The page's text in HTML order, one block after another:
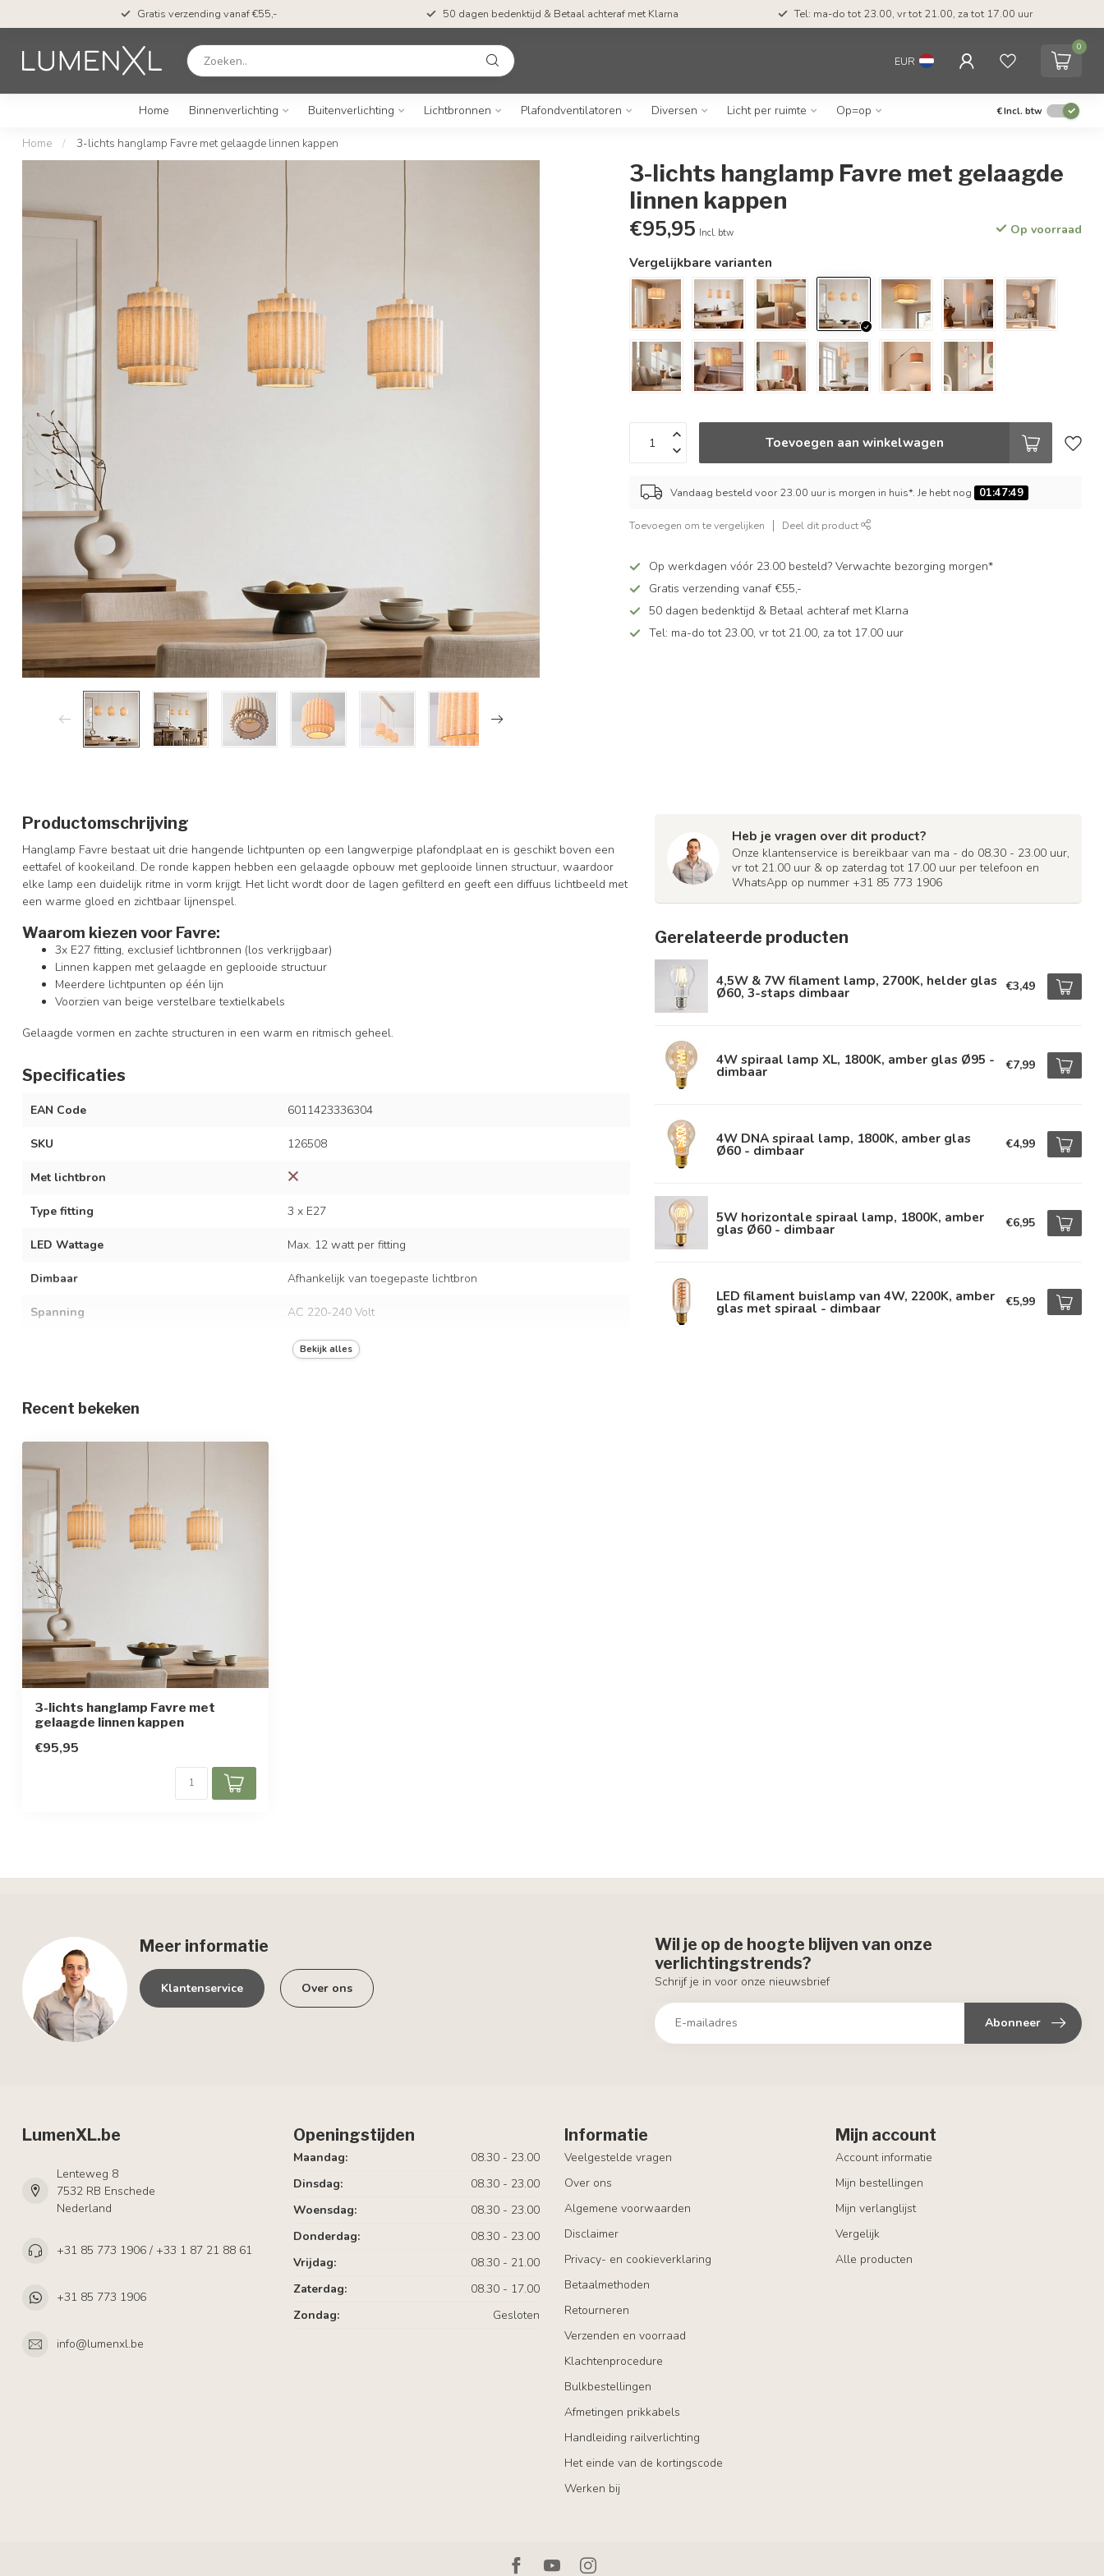
Gratis verzending vanaf €55,- 50 dagen bedenktijd & Betaal achteraf met Klarna Tel: ma-do tot 23.00, vr tot 21.00, za tot 17.00 uur
EUR
0
Home Binnenverlichting Buitenverlichting Lichtbronnen Plafondventilatoren Diversen Licht per ruimte Op=op €Incl. btw
Home / 3-lichts hanglamp Favre met gelaagde linnen kappen
3-lichts hanglamp Favre met gelaagde
linnen kappen
€95,95 Incl. btw Op voorraad
Vergelijkbare varianten
Toevoegen aan winkelwagen
Vandaag besteld voor 23.00 uur is morgen in huis*. Je hebt nog 01:47:48
Toevoegen om te vergelijken Deel dit product
Op werkdagen vóór 23.00 besteld? Verwachte bezorging morgen*
Gratis verzending vanaf €55,-
50 dagen bedenktijd & Betaal achteraf met Klarna
Tel: ma-do tot 23.00, vr tot 21.00, za tot 17.00 uur
Productomschrijving
Hanglamp Favre bestaat uit drie hangende lichtpunten op een langwerpige plafondplaat en is geschikt boven een
eettafel of kookeiland. De ronde kappen hebben een gelaagde opbouw met geplooide linnen structuur, waardoor
elke lamp een duidelijk ritme in vorm krijgt. Het licht wordt door de lagen gefilterd en geeft een diffuus lichtbeeld met
een warme gloed en zichtbaar lijnenspel.
Waarom kiezen voor Favre:
3x E27 fitting, exclusief lichtbronnen (los verkrijgbaar)
Linnen kappen met gelaagde en geplooide structuur
Meerdere lichtpunten op één lijn
Voorzien van beige verstelbare textielkabels
Gelaagde vormen en zachte structuren in een warm en ritmisch geheel.
Specificaties
EAN Code 6011423336304
SKU 126508
Met lichtbron
Type fitting 3 x E27
LED Wattage Max. 12 watt per fitting
Dimbaar Afhankelijk van toegepaste lichtbron
Spanning AC 220-240 Volt
50/60 Hz
Materiaal
Afmetingen
In hoogte verstelbaar
Beschermingsgraad
Beschermingsklasse
Bekijk alles
Heb je vragen over dit product?
Onze klantenservice is bereikbaar van ma - do 08.30 - 23.00 uur,
vr tot 21.00 uur & op zaterdag tot 17.00 uur per telefoon en
WhatsApp op nummer +31 85 773 1906
Gerelateerde producten
4,5W & 7W filament lamp, 2700K, helder glas
Ø60, 3-staps dimbaar €3,49
4W spiraal lamp XL, 1800K, amber glas Ø95 -
dimbaar €7,99
4W DNA spiraal lamp, 1800K, amber glas
Ø60 - dimbaar €4,99
5W horizontale spiraal lamp, 1800K, amber
glas Ø60 - dimbaar €6,95
LED filament buislamp van 4W, 2200K, amber
glas met spiraal - dimbaar €5,99
Recent bekeken
3-lichts hanglamp Favre met
gelaagde linnen kappen
€95,95
Meer informatie
Klantenservice Over ons
Wil je op de hoogte blijven van onze
verlichtingstrends?
Schrijf je in voor onze nieuwsbrief
Abonneer
LumenXL.be
Lenteweg 8
7532 RB Enschede
Nederland
+31 85 773 1906 / +33 1 87 21 88 61
+31 85 773 1906
info@lumenxl.be
Openingstijden
Maandag:
08.30 - 23.00
Dinsdag:
08.30 - 23.00
Woensdag:
08.30 - 23.00
Donderdag:
08.30 - 23.00
Vrijdag:
08.30 - 21.00
Zaterdag:
08.30 - 17.00
Zondag:
Gesloten
Informatie
Veelgestelde vragen
Over ons
Algemene voorwaarden
Disclaimer
Privacy- en cookieverklaring
Betaalmethoden
Retourneren
Verzenden en voorraad
Klachtenprocedure
Bulkbestellingen
Afmetingen prikkabels
Handleiding railverlichting
Het einde van de kortingscode
Werken bij
Mijn account
Account informatie
Mijn bestellingen
Mijn verlanglijst
Vergelijk
Alle producten